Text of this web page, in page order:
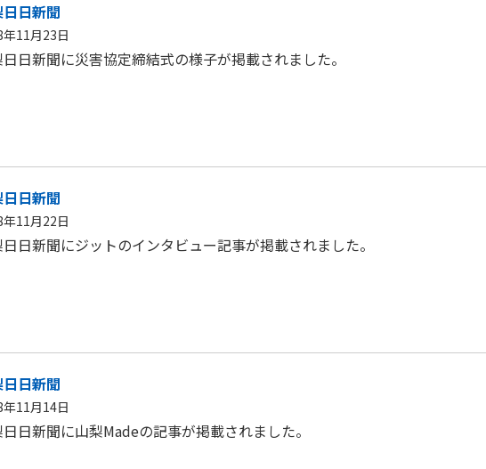
日新聞
11月23日
日新聞に災害協定締結式の様子が掲載されました。
日新聞
11月22日
日新聞にジットのインタビュー記事が掲載されました。
日新聞
11月14日
日新聞に山梨Madeの記事が掲載されました。